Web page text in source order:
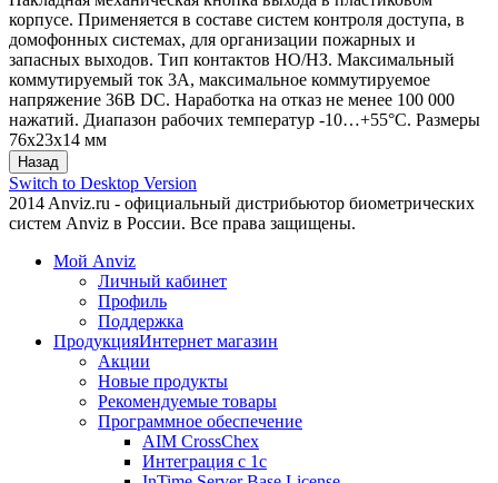
корпусе. Применяется в составе систем контроля доступа, в
домофонных системах, для организации пожарных и
запасных выходов. Тип контактов НО/НЗ. Максимальный
коммутируемый ток 3А, максимальное коммутируемое
напряжение 36В DC. Наработка на отказ не менее 100 000
нажатий. Диапазон рабочих температур -10…+55°С. Размеры
76x23x14 мм
Switch to Desktop Version
2014 Anviz.ru - официальный дистрибьютор биометрических
систем Anviz в России. Все права защищены.
Мой Anviz
Личный кабинет
Профиль
Поддержка
ПродукцияИнтернет магазин
Акции
Новые продукты
Рекомендуемые товары
Программное обеспечение
AIM CrossChex
Интеграция с 1с